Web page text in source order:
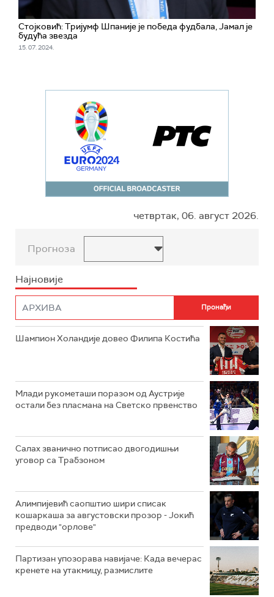
Стојковић: Тријумф Шпаније је победа фудбала, Јамал је
будућа звезда
15. 07. 2024.
четвртак, 06. август 2026.
Прогноза
Најновије
Шампион Холандије довео Филипа Костића
Млади рукометаши поразом од Аустрије
остали без пласмана на Светско првенство
Салах званично потписао двогодишњи
уговор са Трабзоном
Алимпијевић саопштио шири списак
кошаркаша за августовски прозор - Јокић
предводи "орлове"
Партизан упозорава навијаче: Када вечерас
кренете на утакмицу, размислите